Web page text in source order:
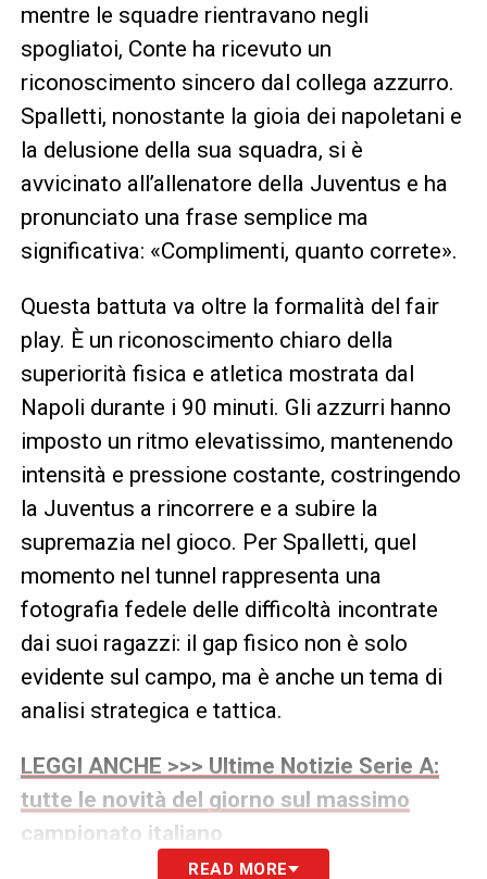
mentre le squadre rientravano negli
spogliatoi, Conte ha ricevuto un
riconoscimento sincero dal collega azzurro.
Spalletti, nonostante la gioia dei napoletani e
la delusione della sua squadra, si è
avvicinato all’allenatore della Juventus e ha
pronunciato una frase semplice ma
significativa: «Complimenti, quanto correte».
Questa battuta va oltre la formalità del fair
play. È un riconoscimento chiaro della
superiorità fisica e atletica mostrata dal
Napoli durante i 90 minuti. Gli azzurri hanno
imposto un ritmo elevatissimo, mantenendo
intensità e pressione costante, costringendo
la Juventus a rincorrere e a subire la
supremazia nel gioco. Per Spalletti, quel
momento nel tunnel rappresenta una
fotografia fedele delle difficoltà incontrate
dai suoi ragazzi: il gap fisico non è solo
evidente sul campo, ma è anche un tema di
analisi strategica e tattica.
LEGGI ANCHE >>> Ultime Notizie Serie A:
tutte le novità del giorno sul massimo
campionato italiano
READ MORE